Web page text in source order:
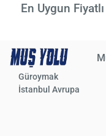
En Uygun
Güroymak
İstanbul Avrupa